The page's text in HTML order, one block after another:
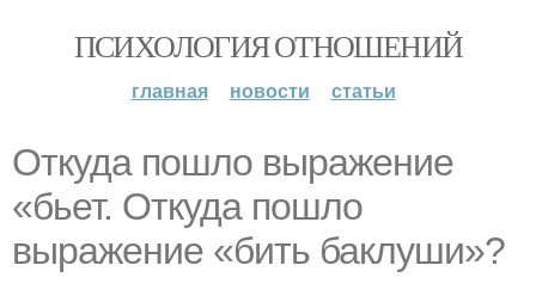
ПСИХОЛОГИЯ ОТНОШЕНИЙ
главная новости статьи
Откуда пошло выражение
«бьет. Откуда пошло
выражение «бить баклуши»?